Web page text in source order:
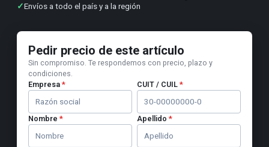
✓Envíos a todo el país y a la región
Pedir precio de este artículo
Sin compromiso. Te respondemos con precio, plazo y
condiciones.
Empresa * CUIT / CUIL *
Nombre * Apellido *